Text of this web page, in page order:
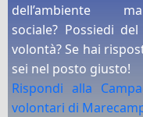
dell’ambiente
sociale? Possiedi
volontà? Se hai
sei nel posto giusto!
Rispondi alla
volontari di